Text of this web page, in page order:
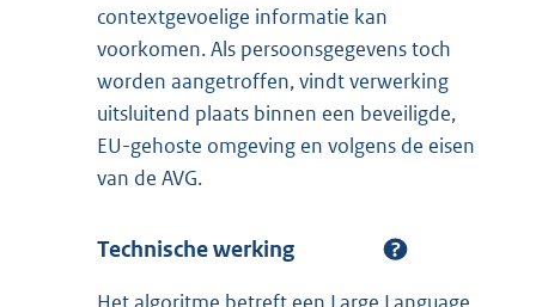
contextgevoelige informatie kan
voorkomen. Als persoonsgegevens toch
worden aangetroffen, vindt verwerking
uitsluitend plaats binnen een beveiligde,
EU-gehoste omgeving en volgens de eisen
van de AVG.
Technische werking
Het algoritme betreft een Large Language